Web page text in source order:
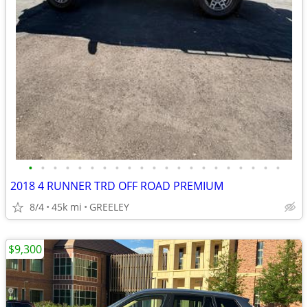
• • • • • • • • • • • • • • • • • • • • •
2018 4 RUNNER TRD OFF ROAD PREMIUM
8/4 45k mi GREELEY
$9,300